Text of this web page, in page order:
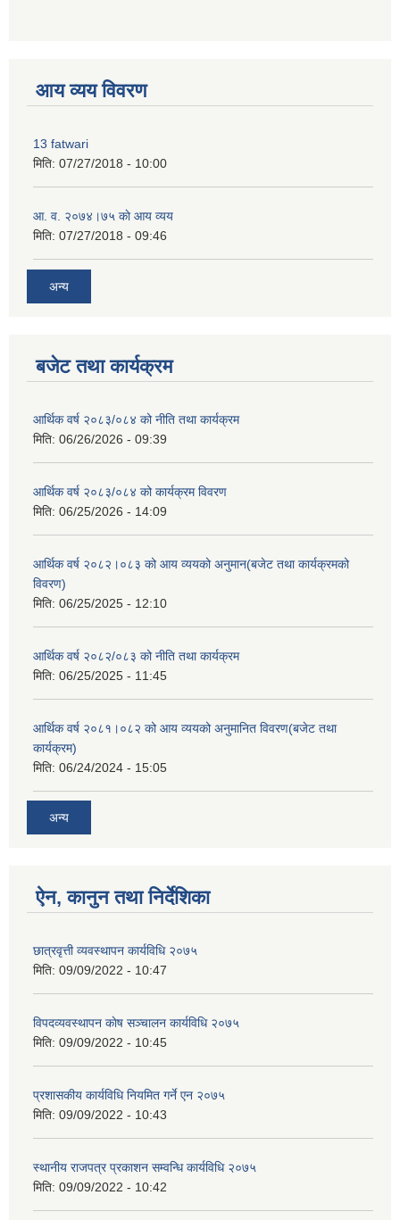
आय व्यय विवरण
13 fatwari
मिति: 07/27/2018 - 10:00
आ‍. व. २०७४।७५ काे आय व्यय
मिति: 07/27/2018 - 09:46
अन्य
बजेट तथा कार्यक्रम
आर्थिक वर्ष २०८३/०८४ को नीति तथा कार्यक्रम
मिति: 06/26/2026 - 09:39
आर्थिक वर्ष २०८३/०८४ को कार्यक्रम विवरण
मिति: 06/25/2026 - 14:09
आर्थिक वर्ष २०८२।०८३ को आय व्ययको अनुमान(बजेट तथा कार्यक्रमको
विवरण)
मिति: 06/25/2025 - 12:10
आर्थिक वर्ष २०८२/०८३ को नीति तथा कार्यक्रम
मिति: 06/25/2025 - 11:45
आर्थिक वर्ष २०८१।०८२ को आय व्ययको अनुमानित विवरण(बजेट तथा
कार्यक्रम)
मिति: 06/24/2024 - 15:05
अन्य
ऐन, कानुन तथा निर्देशिका
छात्रवृत्ती व्यवस्थापन कार्यविधि २०७५
मिति: 09/09/2022 - 10:47
विपदव्यवस्थापन काेष सञ्चालन कार्यविधि २०७५
मिति: 09/09/2022 - 10:45
प्रशासकीय कार्यविधि नियमित गर्ने एन २०७५
मिति: 09/09/2022 - 10:43
स्थानीय राजपत्र प्रकाशन सम्वन्धि कार्यविधि २०७५
मिति: 09/09/2022 - 10:42